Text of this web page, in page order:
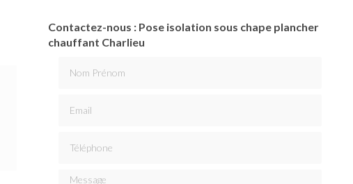
Contactez-nous : Pose isolation sous chape plancher
chauffant Charlieu
Message